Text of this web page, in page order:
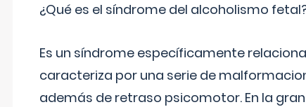
¿Qué es el síndrome del alcoholismo
Es un síndrome específicamente
caracteriza por una serie de
además de retraso psicomotor. En la